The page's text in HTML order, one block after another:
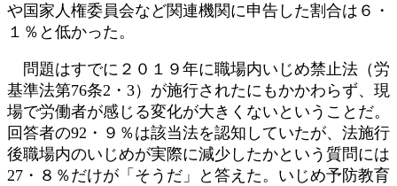
や国家人権委員会など関連機関に申告した割合は６・
１％と低かった。
問題はすでに２０１９年に職場内いじめ禁止法（労
基準法第76条2・3）が施行されたにもかかわらず、現
場で労働者が感じる変化が大きくないということだ。
回答者の92・９％は該当法を認知していたが、法施行
後職場内のいじめが実際に減少したかという質問には
27・８％だけが「そうだ」と答えた。いじめ予防教育